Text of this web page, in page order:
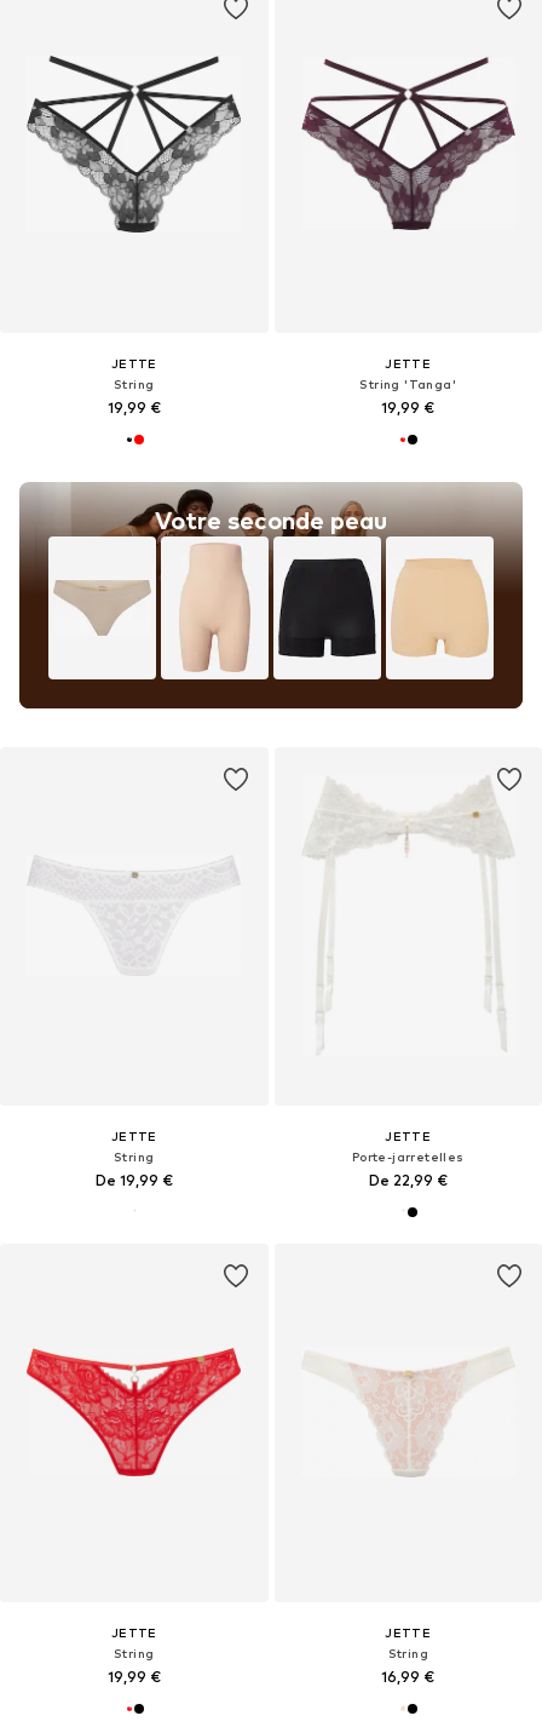
JETTE
String
19,99 €
Votre seconde peau
JETTE
String 'Tanga'
19,99 €
JETTE
String
De 19,99 €
JETTE
Porte-jarretelles
De 22,99 €
JETTE
String
19,99 €
JETTE
String
16,99 €